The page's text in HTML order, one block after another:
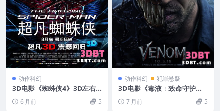
动作科幻
3D电影《蜘蛛侠4》3D左右
格式 下载 高清蓝光网盘 下载
6 月前 5
动作科幻 犯罪悬疑
3D电影《毒液：致命守护
者》左右3D版 VR电影 1080
P 网盘下载
7 月前 5